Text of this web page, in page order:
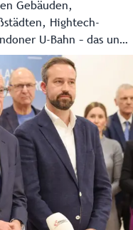
Gebäuden,
Hightech-
U-Bahn – das und
Salzburger
für den
in seiner